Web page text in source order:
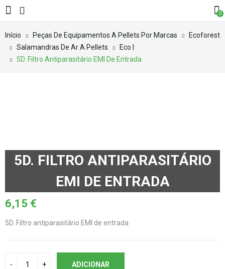
0
Início Peças De Equipamentos A Pellets Por Marcas
Ecoforest
Salamandras De Ar A Pellets
Eco I
5D. Filtro Antiparasitário EMI De Entrada
5D. FILTRO ANTIPARASITÁRIO
EMI DE ENTRADA
6,15 €
5D. Filtro antiparasitário EMI de entrada
ADICIONAR